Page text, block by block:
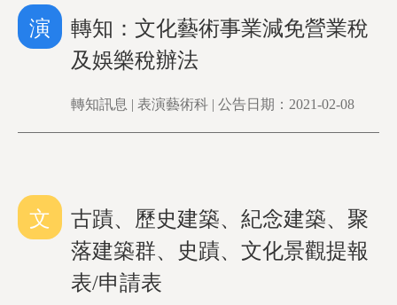
演
轉知：文化藝術事業減免營業稅
及娛樂稅辦法
轉知訊息 | 表演藝術科 | 公告日期：2021-02-08
文
古蹟、歷史建築、紀念建築、聚
落建築群、史蹟、文化景觀提報
表/申請表